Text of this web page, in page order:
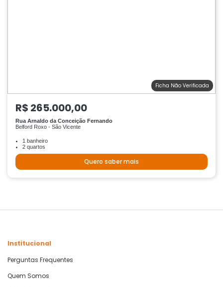
Ficha Não Verificada
R$ 265.000,00
Rua Arnaldo da Conceição Fernando
Belford Roxo - São Vicente
1 banheiro
2 quartos
Quero saber mais
Institucional
Perguntas Frequentes
Quem Somos